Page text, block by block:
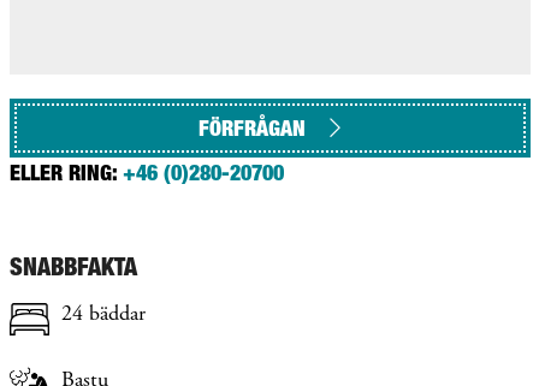
FÖRFRÅGAN
ELLER RING: +46 (0)280-20700
SNABBFAKTA
24 bäddar
Bastu